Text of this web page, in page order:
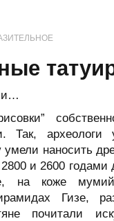
Так, археологи
умели наносить
и 2600
на коже
Гизе,
почитали